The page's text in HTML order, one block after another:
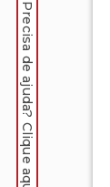
Precisa de ajuda? Clique aqui.